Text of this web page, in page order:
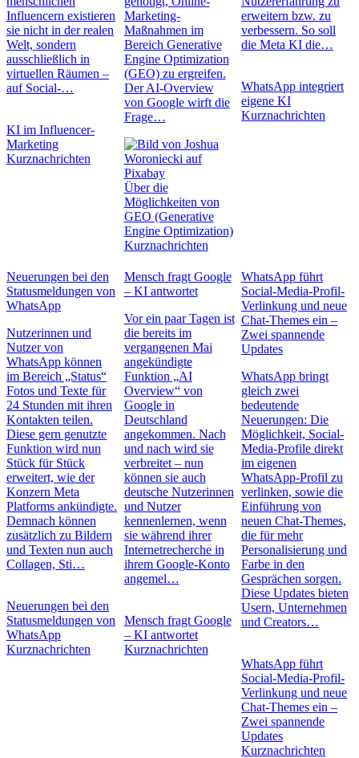
Influencern existieren
sie nicht in der realen
Welt, sondern
ausschließlich in
virtuellen Räumen –
auf Social-…
KI im Influencer-
Marketing
Kurznachrichten
Marketing-
Maßnahmen im
Bereich Generative
Engine Optimization
(GEO) zu ergreifen.
Der AI-Overview
von Google wirft die
Frage…
Über die
Möglichkeiten von
GEO (Generative
Engine Optimization)
Kurznachrichten
erweitern bzw. zu
verbessern. So soll
die Meta KI die…
WhatsApp integriert
eigene KI
Kurznachrichten
Neuerungen bei den
Statusmeldungen von
WhatsApp
Nutzerinnen und
Nutzer von
WhatsApp können
im Bereich „Status“
Fotos und Texte für
24 Stunden mit ihren
Kontakten teilen.
Diese gern genutzte
Funktion wird nun
Stück für Stück
erweitert, wie der
Konzern Meta
Platforms ankündigte.
Demnach können
zusätzlich zu Bildern
und Texten nun auch
Collagen, Sti…
Neuerungen bei den
Statusmeldungen von
WhatsApp
Kurznachrichten
Mensch fragt Google
– KI antwortet
Vor ein paar Tagen ist
die bereits im
vergangenen Mai
angekündigte
Funktion „AI
Overview“ von
Google in
Deutschland
angekommen. Nach
und nach wird sie
verbreitet – nun
können sie auch
deutsche Nutzerinnen
und Nutzer
kennenlernen, wenn
sie während ihrer
Internetrecherche in
ihrem Google-Konto
angemel…
Mensch fragt Google
– KI antwortet
Kurznachrichten
WhatsApp führt
Social-Media-Profil-
Verlinkung und neue
Chat-Themes ein –
Zwei spannende
Updates
WhatsApp bringt
gleich zwei
bedeutende
Neuerungen: Die
Möglichkeit, Social-
Media-Profile direkt
im eigenen
WhatsApp-Profil zu
verlinken, sowie die
Einführung von
neuen Chat-Themes,
die für mehr
Personalisierung und
Farbe in den
Gesprächen sorgen.
Diese Updates bieten
Usern, Unternehmen
und Creators…
WhatsApp führt
Social-Media-Profil-
Verlinkung und neue
Chat-Themes ein –
Zwei spannende
Updates
Kurznachrichten